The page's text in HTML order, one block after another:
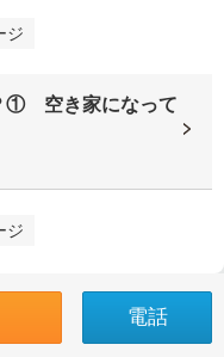
ジ
① 空き家になって
ジ
電話